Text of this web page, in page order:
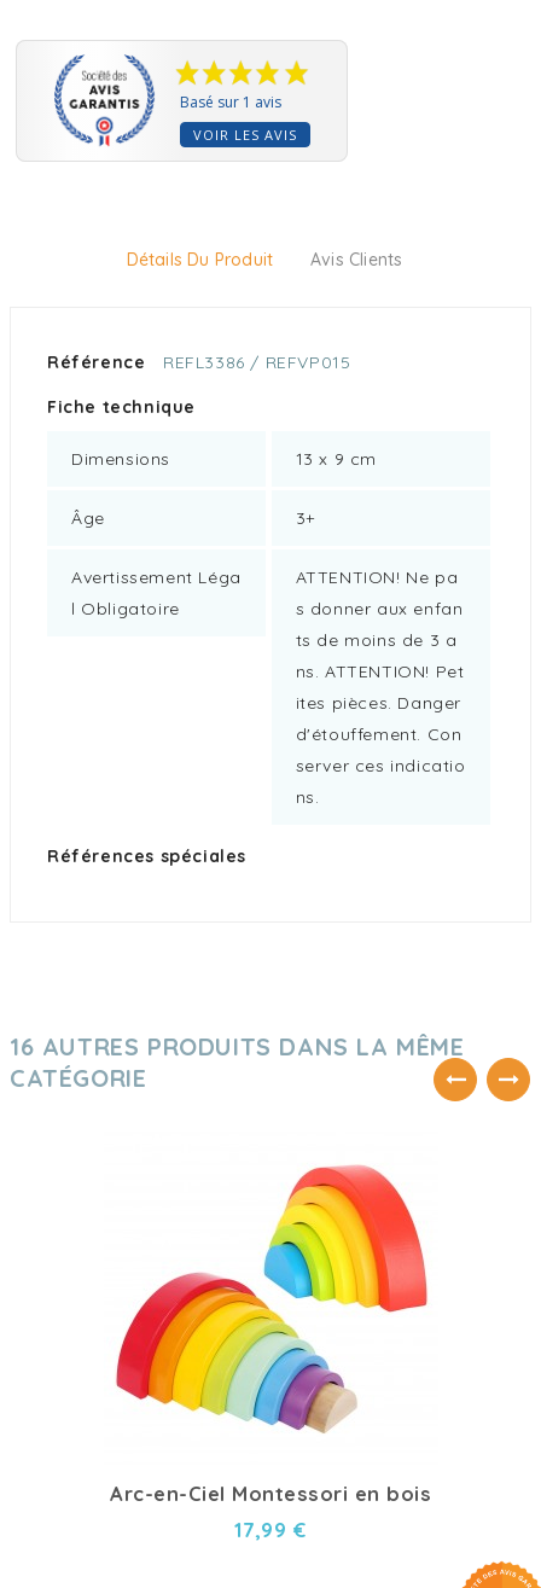
Basé sur 1 avis
VOIR LES AVIS
Détails Du Produit Avis Clients
Référence REFL3386 / REFVP015
Fiche technique
Dimensions 13 x 9 cm
Âge 3+
Avertissement Léga
L Obligatoire
ATTENTION! Ne pa
s donner aux enfan
ts de moins de 3 a
ns. ATTENTION! Pet
ites pièces. Danger
d'étouffement. Con
server ces indicatio
ns.
Références spéciales
16 AUTRES PRODUITS DANS LA MÊME
CATÉGORIE
Arc-en-Ciel Montessori en bois
17,99 €